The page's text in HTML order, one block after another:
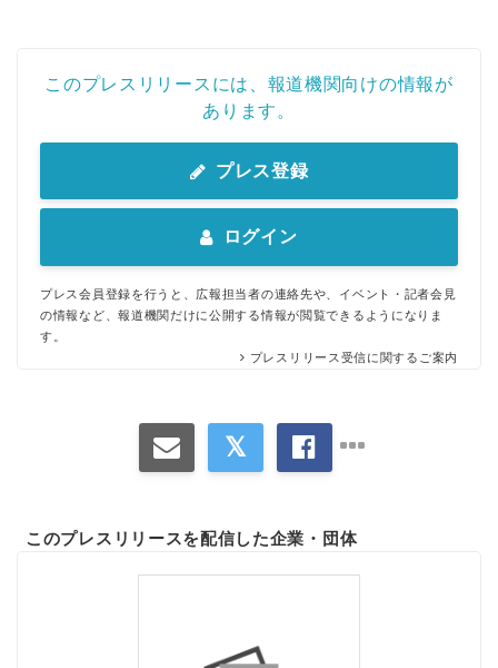
このプレスリリースには、報道機関向けの情報が
あります。
プレス登録
ログイン
プレス会員登録を行うと、広報担当者の連絡先や、イベント・記者会見
の情報など、報道機関だけに公開する情報が閲覧できるようになりま
す。
プレスリリース受信に関するご案内
このプレスリリースを配信した企業・団体